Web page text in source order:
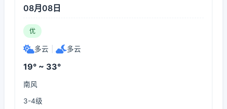
08月08日
优
多云 多云
19° ~ 33°
南风
3-4级